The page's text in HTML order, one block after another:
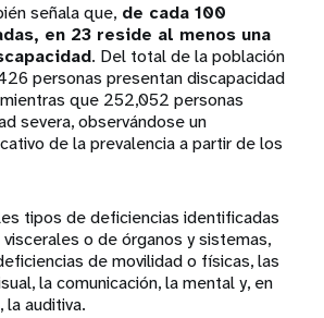
señala que, de cada 100
en 23 reside al menos una
. Del total de la población
personas presentan discapacidad
que 252,052 personas
severa, observándose un
de la prevalencia a partir de los
tipos de deficiencias identificadas
o de órganos y sistemas,
de movilidad o físicas, las
la comunicación, la mental y, en
la auditiva.